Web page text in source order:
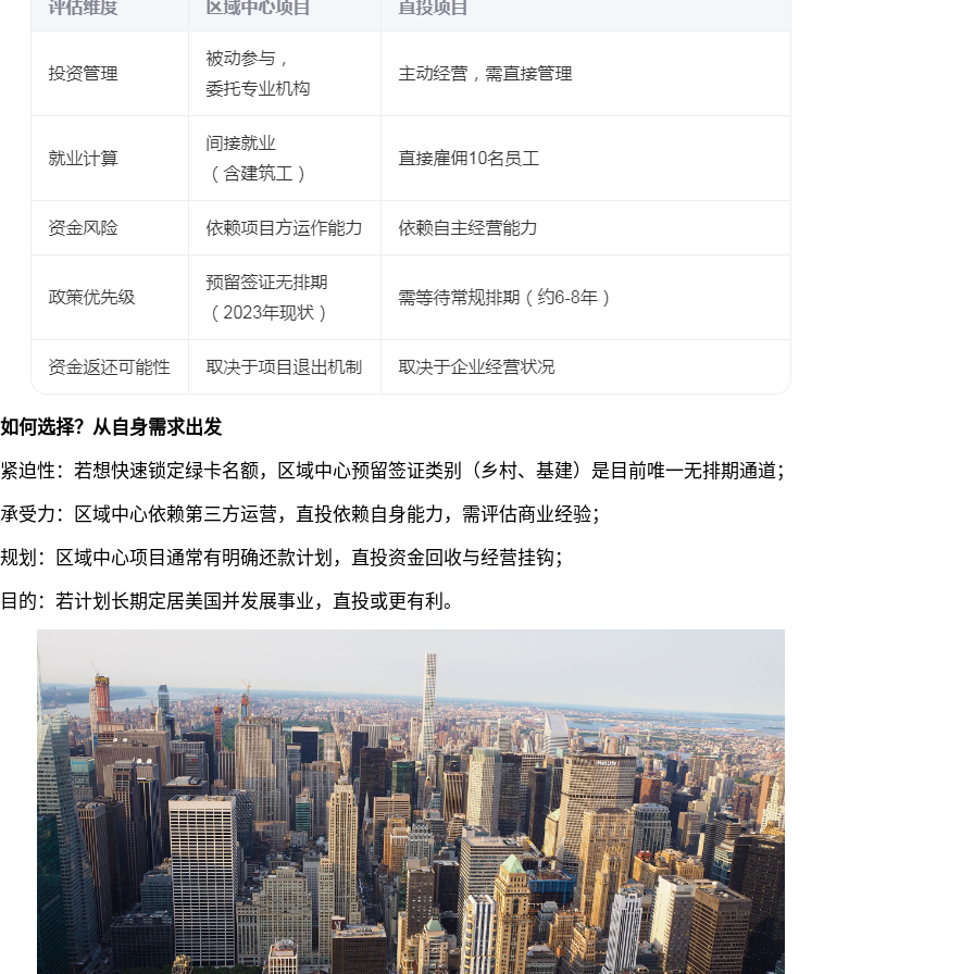
何选择？从自身需求出发‌
性‌：若想快速锁定绿卡名额，区域中心预留签证类别（乡村、基建）是目前唯一无排期通道；
力‌：区域中心依赖第三方运营，直投依赖自身能力，需评估商业经验；
：区域中心项目通常有明确还款计划，直投资金回收与经营挂钩；
：若计划长期定居美国并发展事业，直投或更有利。